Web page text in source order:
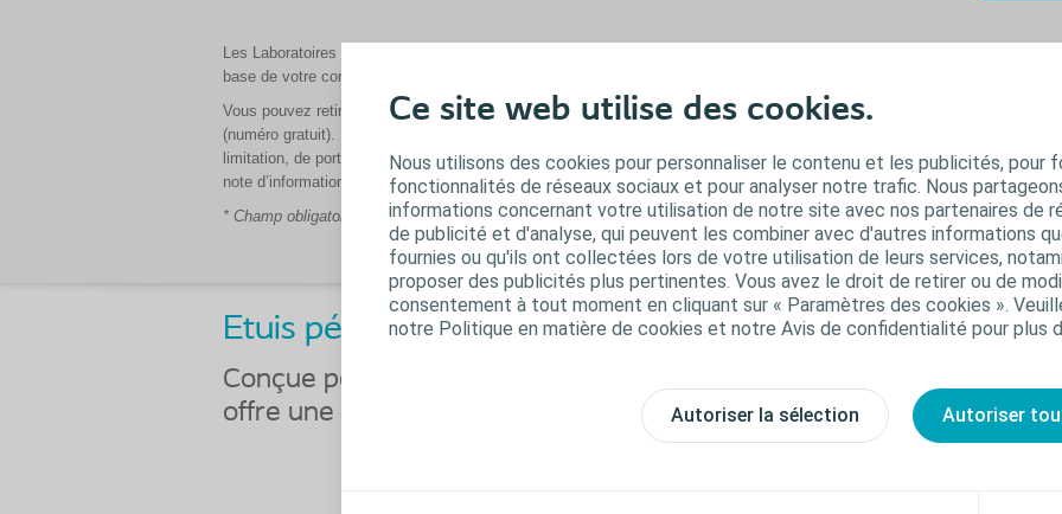
Ce site web utilise des cookies.
Nous utilisons des cookies pour personnaliser le contenu et les publicités, pour
fonctionnalités de réseaux sociaux et pour analyser notre trafic. Nous
informations concernant votre utilisation de notre site avec nos partenaires de
de publicité et d'analyse, qui peuvent les combiner avec d'autres informations
fournies ou qu'ils ont collectées lors de votre utilisation de leurs services,
proposer des publicités plus pertinentes. Vous avez le droit de retirer ou de
consentement à tout moment en cliquant sur « Paramètres des cookies ».
notre Politique en matière de cookies et notre Avis de confidentialité pour plus
Autoriser la sélection Autoriser
Les Laboratoires Coloplast SAS, en tant que responsables de traitement conjoint avec la société Coloplast A/S
base de votre consentement pour les finalités mentionnées dans ce formulaire.
Vous pouvez retirer votre consentement à tout moment, sans conséquences, en écrivant à
(numéro gratuit). De même, vous pouvez exercer l’ensemble de vos droits relatifs à vos données personnelles (les droits
limitation, de portabilité ou de saisir la CNIL). Pour plus d'informations, veuillez consulter la section relative au
note d’information relative au(x) consentement(s) consultable à l’adresse suivante :http://info.coloplast.fr/consentement
* Champ obligatoire
Etuis péniens et poches à urine : de quoi s’agit-il ?
Conçue par Coloplast, l’un des spécialistes mondiaux en urologie, la
offre une protection contre les désagréments de l’incontinence